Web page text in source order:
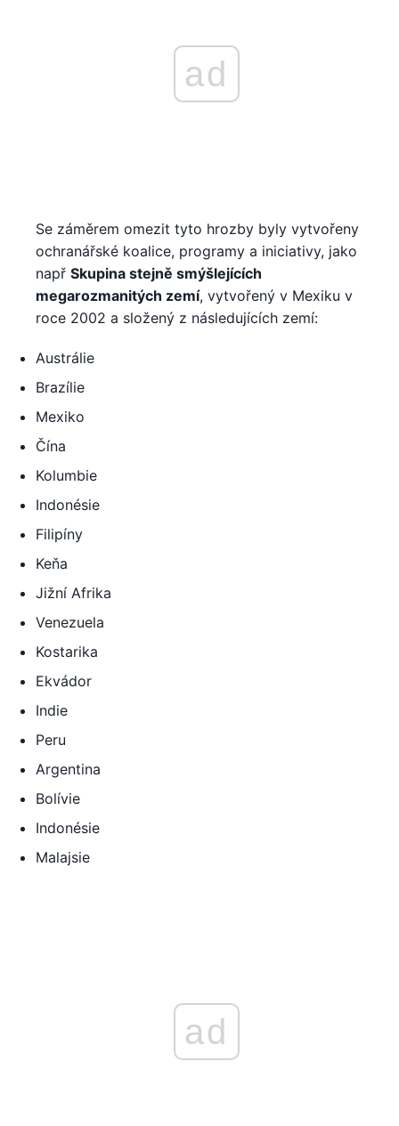
ad
Se záměrem omezit tyto hrozby byly vytvořeny
ochranářské koalice, programy a iniciativy, jako
např Skupina stejně smýšlejících
megarozmanitých zemí, vytvořený v Mexiku v
roce 2002 a složený z následujících zemí:
Austrálie
Brazílie
Mexiko
Čína
Kolumbie
Indonésie
Filipíny
Keňa
Jižní Afrika
Venezuela
Kostarika
Ekvádor
Indie
Peru
Argentina
Bolívie
Indonésie
Malajsie
ad